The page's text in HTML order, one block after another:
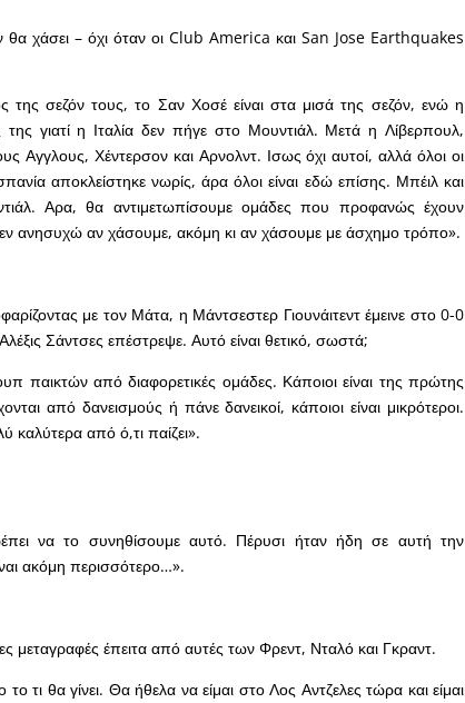
χάσει – όχι όταν οι Club America και San Jose Earthquakes
της σεζόν τους, το Σαν Χοσέ είναι στα μισά της σεζόν, ενώ η
της γιατί η Ιταλία δεν πήγε στο Μουντιάλ. Μετά η Λίβερπουλ,
Αγγλους, Χέντερσον και Αρνολντ. Ισως όχι αυτοί, αλλά όλοι οι
αποκλείστηκε νωρίς, άρα όλοι είναι εδώ επίσης. Μπέιλ και
Αρα, θα αντιμετωπίσουμε ομάδες που προφανώς έχουν
ανησυχώ αν χάσουμε, ακόμη κι αν χάσουμε με άσχημο τρόπο».
με τον Μάτα, η Μάντσεστερ Γιουνάιτεντ έμεινε στο 0-0
Σάντσες επέστρεψε. Αυτό είναι θετικό, σωστά;
παικτών από διαφορετικές ομάδες. Κάποιοι είναι της πρώτης
από δανεισμούς ή πάνε δανεικοί, κάποιοι είναι μικρότεροι.
καλύτερα από ό,τι παίζει».
να το συνηθίσουμε αυτό. Πέρυσι ήταν ήδη σε αυτή την
ακόμη περισσότερο…».
μεταγραφές έπειτα από αυτές των Φρεντ, Νταλό και Γκραντ.
τι θα γίνει. Θα ήθελα να είμαι στο Λος Αντζελες τώρα και είμαι